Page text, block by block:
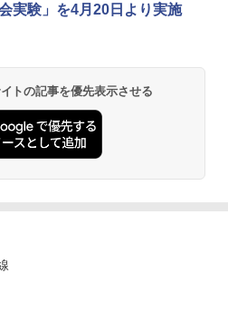
未来【完全版】
の歩き方 イタリア 2026～2027 地
PEAK (パイクスピーク) 着替えテン
バシー テント 【中が透けない】 1
ニック ポップアップテント 携帯 簡
テント (ブラック)
パラソル 大型 ビーチ アウトドアパ
ガーデン サイトシート付 折りたたみ
実験」を4月20日より実施
トの記事を優先表示させる